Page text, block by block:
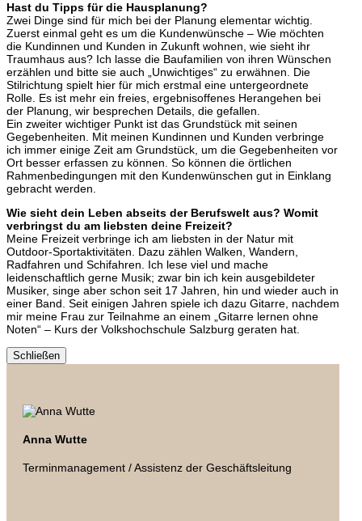
Hast du Tipps für die Hausplanung?
Zwei Dinge sind für mich bei der Planung elementar wichtig.
Zuerst einmal geht es um die Kundenwünsche – Wie möchten
die Kundinnen und Kunden in Zukunft wohnen, wie sieht ihr
Traumhaus aus? Ich lasse die Baufamilien von ihren Wünschen
erzählen und bitte sie auch „Unwichtiges“ zu erwähnen. Die
Stilrichtung spielt hier für mich erstmal eine untergeordnete
Rolle. Es ist mehr ein freies, ergebnisoffenes Herangehen bei
der Planung, wir besprechen Details, die gefallen.
Ein zweiter wichtiger Punkt ist das Grundstück mit seinen
Gegebenheiten. Mit meinen Kundinnen und Kunden verbringe
ich immer einige Zeit am Grundstück, um die Gegebenheiten vor
Ort besser erfassen zu können. So können die örtlichen
Rahmenbedingungen mit den Kundenwünschen gut in Einklang
gebracht werden.
Wie sieht dein Leben abseits der Berufswelt aus? Womit
verbringst du am liebsten deine Freizeit?
Meine Freizeit verbringe ich am liebsten in der Natur mit
Outdoor-Sportaktivitäten. Dazu zählen Walken, Wandern,
Radfahren und Schifahren. Ich lese viel und mache
leidenschaftlich gerne Musik; zwar bin ich kein ausgebildeter
Musiker, singe aber schon seit 17 Jahren, hin und wieder auch in
einer Band. Seit einigen Jahren spiele ich dazu Gitarre, nachdem
mir meine Frau zur Teilnahme an einem „Gitarre lernen ohne
Noten“ – Kurs der Volkshochschule Salzburg geraten hat.
Schließen
Anna Wutte
Terminmanagement / Assistenz der Geschäftsleitung